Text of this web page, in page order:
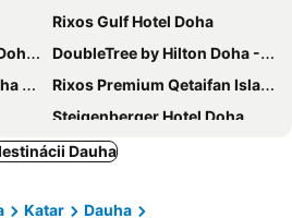
Rixos Gulf Hotel Doha
Ihg
DoubleTree by Hilton Doha - Al Sadd
Rixos Premium Qetaifan Island North
Steigenberger Hotel Doha
Radisson Blu Hotel, Doha
Holiday Inn Doha - The Business Park By Ihg
Dauha
Katar
Dauha